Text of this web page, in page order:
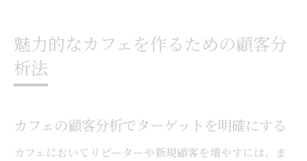
魅力的なカフェを作るための顧客分
析法
カフェの顧客分析でターゲットを明確にする
カフェにおいてリピーターや新規顧客を増やすには、ま